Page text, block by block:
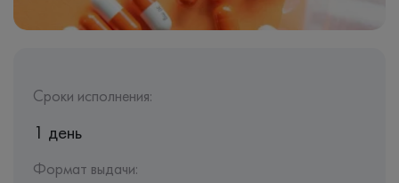
Сроки исполнения:
1 день
Формат выдачи: